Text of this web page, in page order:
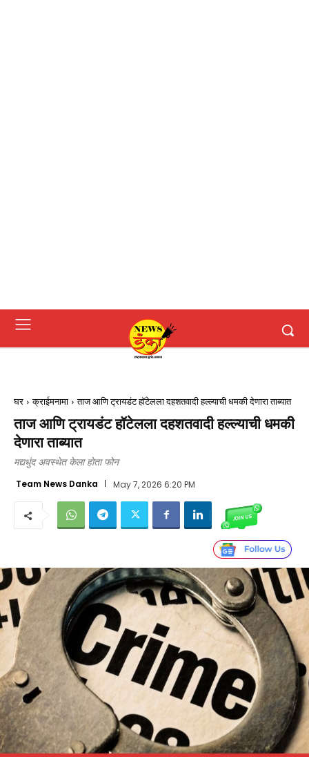
घर क्राईमनामा ताज आणि ट्रायडंट हॉटेलला दहशतवादी हल्ल्याची धमकी देणारा ताब्यात
ताज आणि ट्रायडंट हॉटेलला दहशतवादी हल्ल्याची धमकी
देणारा ताब्यात
मद्यधुंद अवस्थेत केला होता फोन
Team News Danka May 7, 2026 6:20 PM